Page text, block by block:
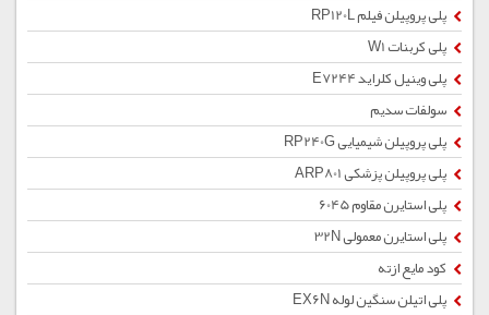
پلی پروپیلن فیلم RP120L
پلی کربنات W1
پلی وینیل کلراید E7244
سولفات سدیم
پلی پروپیلن شیمیایی RP240G
پلی پروپیلن پزشکی ARP801
پلی استایرن مقاوم 6045
پلی استایرن معمولی 32N
کود مایع ازته
پلی اتیلن سنگین لوله EX6N